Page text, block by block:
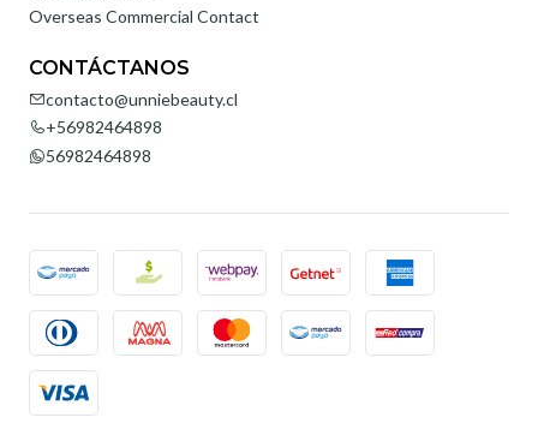
Overseas Commercial Contact
CONTÁCTANOS
contacto@unniebeauty.cl
+56982464898
56982464898